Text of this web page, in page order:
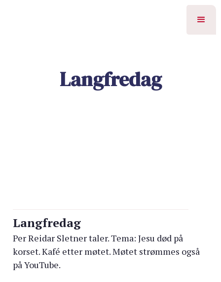
Langfredag
Langfredag
Per Reidar Sletner taler. Tema: Jesu død på
korset. Kafé etter møtet. Møtet strømmes også
på YouTube.